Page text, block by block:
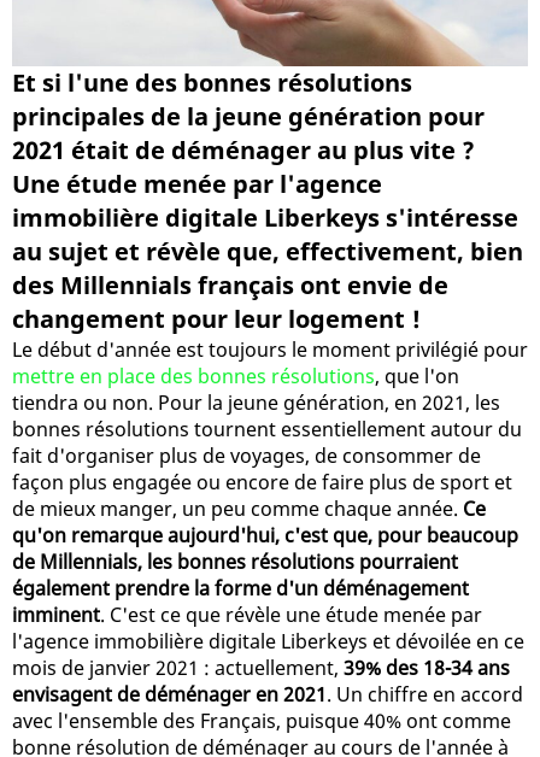
Et si l'une des bonnes résolutions
principales de la jeune génération pour
2021 était de déménager au plus vite ?
Une étude menée par l'agence
immobilière digitale Liberkeys s'intéresse
au sujet et révèle que, effectivement, bien
des Millennials français ont envie de
changement pour leur logement !
Le début d'année est toujours le moment privilégié pour
mettre en place des bonnes résolutions, que l'on
tiendra ou non. Pour la jeune génération, en 2021, les
bonnes résolutions tournent essentiellement autour du
fait d'organiser plus de voyages, de consommer de
façon plus engagée ou encore de faire plus de sport et
de mieux manger, un peu comme chaque année. Ce
qu'on remarque aujourd'hui, c'est que, pour beaucoup
de Millennials, les bonnes résolutions pourraient
également prendre la forme d'un déménagement
imminent. C'est ce que révèle une étude menée par
l'agence immobilière digitale Liberkeys et dévoilée en ce
mois de janvier 2021 : actuellement, 39% des 18-34 ans
envisagent de déménager en 2021. Un chiffre en accord
avec l'ensemble des Français, puisque 40% ont comme
bonne résolution de déménager au cours de l'année à